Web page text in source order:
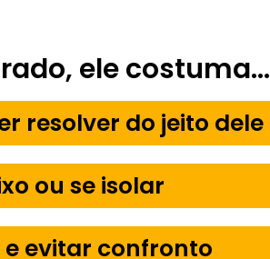
ele costuma…
resolver do jeito dele
ou se isolar
evitar confronto